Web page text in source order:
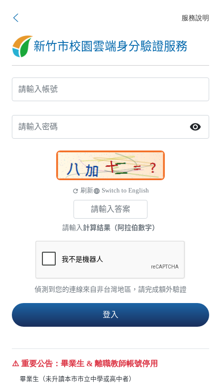
服務說明
新竹市校園雲端身分驗證服務
visibility
refresh 刷新language Switch to English
請輸入計算結果（阿拉伯數字）
偵測到您的連線來自非台灣地區，請完成額外驗證
⚠️ 重要公告：畢業生 & 離職教師帳號停用
畢業生（未升讀本市市立中學或高中者）